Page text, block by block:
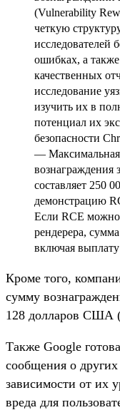
(Vulnerability
четкую
исследователей
ошибках, а
качественных
исследование
изучить их в
потенциал их
безопасности
—
вознаграждения
составляет 250
демонстрацию
Если RCE можно
рендерера,
включая
Кроме того,
сумму
128 долларов США
Также Google
сообщения о других
зависимости от их
вреда для